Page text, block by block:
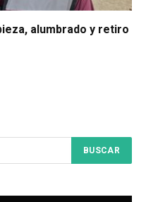
alumbrado y retiro